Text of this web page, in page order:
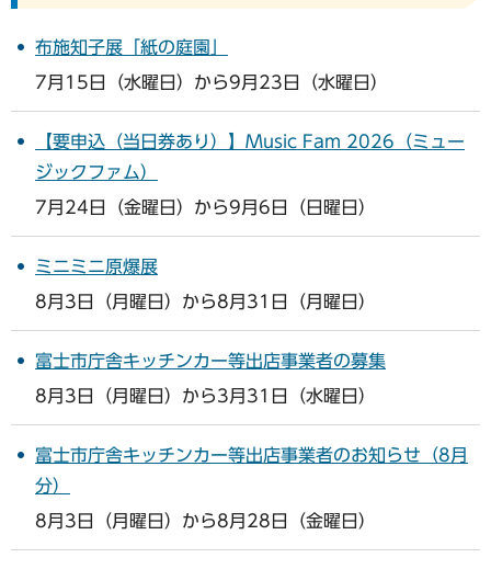
布施知子展「紙の庭園」
7月15日（水曜日）から9月23日（水曜日）
【要申込（当日券あり）】Music Fam 2026（ミュー
ジックファム）
7月24日（金曜日）から9月6日（日曜日）
ミニミニ原爆展
8月3日（月曜日）から8月31日（月曜日）
富士市庁舎キッチンカー等出店事業者の募集
8月3日（月曜日）から3月31日（水曜日）
富士市庁舎キッチンカー等出店事業者のお知らせ（8月
分）
8月3日（月曜日）から8月28日（金曜日）